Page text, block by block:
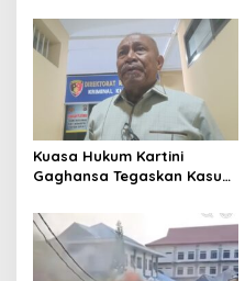
Hasil Audit Inspektorat
Kuasa Hukum Kartini
Gaghansa Tegaskan Kasus
Buktikan Dua Alat Bukti Sah